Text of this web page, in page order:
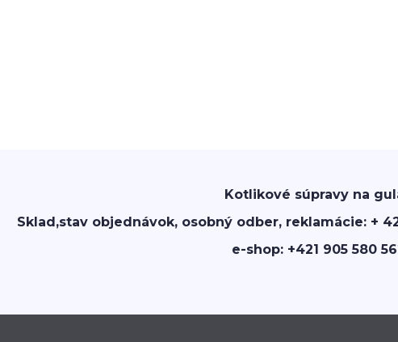
Kotlikové súpravy na
Sklad,stav objednávok, osobný odber, reklamácie: +
e-shop: +421 905 580